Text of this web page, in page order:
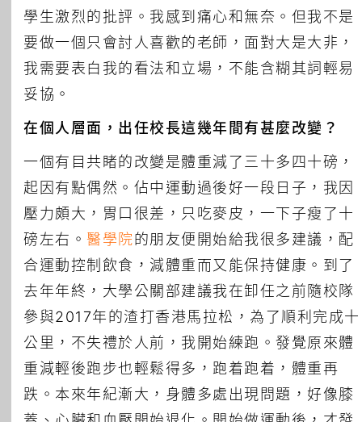
學生激烈的批評。我感到痛心和無奈。但我不是
要做一個只會討人喜歡的老師，面對大是大非，
我需要表白我的看法和立場，不能含糊其詞輕易
妥協。
在個人層面，出任校長這幾年間有甚麼改變？
一個有目共睹的改變是體重減了三十多四十磅，
起因有點偶然。佔中運動過後好一段日子，我因
壓力頗大，胃口很差，只吃麥皮，一下子瘦了十
磅左右。 醫學院的朋友便開始給我很多建議，配
合運動控制飲食，減體重而又能保持健康。到了
去年年終，大學公關部建議我在卸任之前隨校隊
參與2017年的渣打香港馬拉松，為了順利完成十
公里，不失禮於人前，我開始練跑。發覺原來體
重減輕後跑步也輕鬆得多，跑着跑着，體重再
跌。本來年紀漸大，身體多處出現問題，好像膝